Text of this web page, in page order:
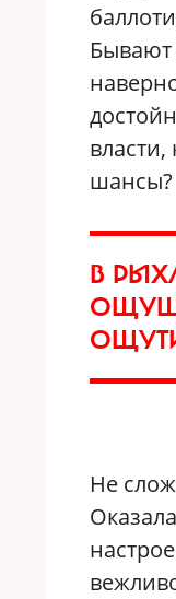
Бывают
власти,
шансы?
В
Не